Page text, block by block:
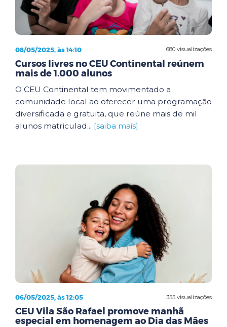
680 visualizações
08/05/2025, às 14:10
Cursos livres no CEU Continental reúnem
mais de 1.000 alunos
O CEU Continental tem movimentado a
comunidade local ao oferecer uma programação
diversificada e gratuita, que reúne mais de mil
alunos matriculad... [saiba mais]
355 visualizações
06/05/2025, às 12:05
CEU Vila São Rafael promove manhã
especial em homenagem ao Dia das Mães